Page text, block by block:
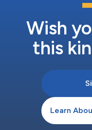
Wish
this
Learn